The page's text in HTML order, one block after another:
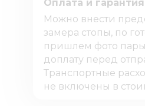
Оплата и гарантия
Можно внести
замера стопы, по
пришлем фото
доплату перед
Транспортные
не включены в